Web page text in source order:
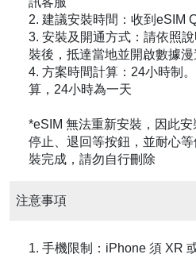
2. 建議安裝時間：收到eSIM
3. 安裝及開通方式：請依照
裝後，抵達當地並開啟數據
4. 方案時間計算：24小時制
算，24小時為一天
*eSIM 無法重新安裝，因此安
停止、退回等按鈕，並耐心
裝完成，請勿自行刪除
注意事項
1. 手機限制：iPhone 須 XR